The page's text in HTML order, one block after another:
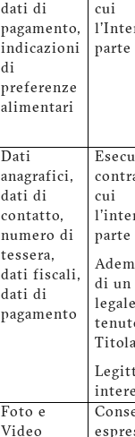
dati di
pagamento,
indicazioni
di
preferenze
alimentari
cui
parte
Dati
anagrafici,
dati di
contatto,
numero di
tessera,
dati fiscali,
dati di
pagamento
cui
parte
di un
Foto e
Video